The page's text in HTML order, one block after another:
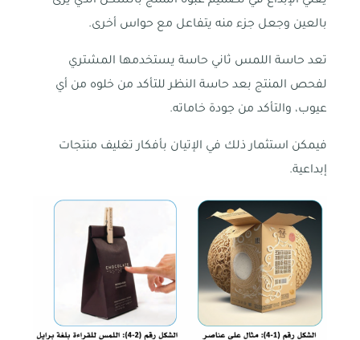
بالعين وجعل جزء منه يتفاعل مع حواس أخرى.
تعد حاسة اللمس ثاني حاسة يستخدمها المشتري
لفحص المنتج بعد حاسة النظر للتأكد من خلوه من أي
عيوب، والتأكد من جودة خاماته.
فيمكن استثمار ذلك في الإتيان بأفكار تغليف منتجات
إبداعية.